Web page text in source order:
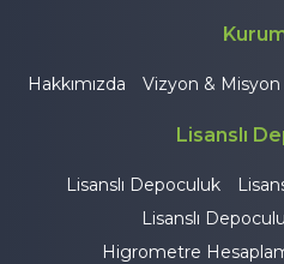
Hakkımızda Vizyon & Misyon
Lisanslı
Lisanslı Depoculuk
Lisanslı
Higrometre